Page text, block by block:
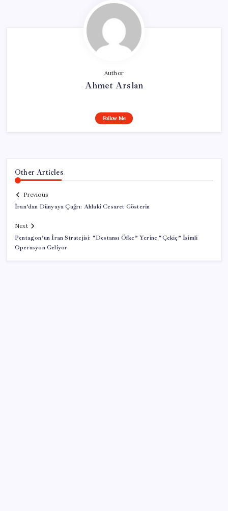
Author
Ahmet Arslan
Follow Me
Other Articles
Previous
İran’dan Dünyaya Çağrı: Ahlaki Cesaret Gösterin
Next
Pentagon’un İran Stratejisi: “Destansı Öfke” Yerine “Çekiç” İsimli
Operasyon Geliyor